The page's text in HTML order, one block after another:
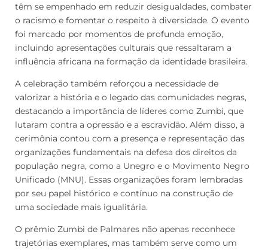
têm se empenhado em reduzir desigualdades, combater
o racismo e fomentar o respeito à diversidade. O evento
foi marcado por momentos de profunda emoção,
incluindo apresentações culturais que ressaltaram a
influência africana na formação da identidade brasileira.
A celebração também reforçou a necessidade de
valorizar a história e o legado das comunidades negras,
destacando a importância de líderes como Zumbi, que
lutaram contra a opressão e a escravidão. Além disso, a
cerimônia contou com a presença e representação das
organizações fundamentais na defesa dos direitos da
população negra, como a Unegro e o Movimento Negro
Unificado (MNU). Essas organizações foram lembradas
por seu papel histórico e contínuo na construção de
uma sociedade mais igualitária.
O prêmio Zumbi de Palmares não apenas reconhece
trajetórias exemplares, mas também serve como um